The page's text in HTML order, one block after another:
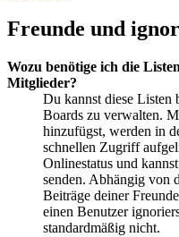
Freunde und
Wozu benötige ich die
Mitglieder?
Du kannst diese Listen
Boards zu verwalten.
hinzufügst, werden in
schnellen Zugriff
Onlinestatus und
senden. Abhängig von
Beiträge deiner
einen Benutzer
standardmäßig nicht.